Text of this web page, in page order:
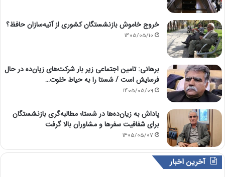
خروج خاموش بازنشستگان کشوری از آتیه‌سازان حافظ؟
1405/05/10
برهانی: تامین اجتماعی زیر بار شرکت‌های زیان‌ده در حال
فرسایش است / شستا را به حیاط خلوت…
1405/05/09
پاداش به زیان‌ده‌ها در شستا؛ مطالبه‌گری بازنشستگان
برای شفافیت سفرها و مشاوران بالا گرفت
1405/05/07
آخرین اخبار